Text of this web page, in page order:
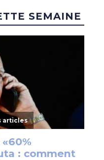
SEMAINE